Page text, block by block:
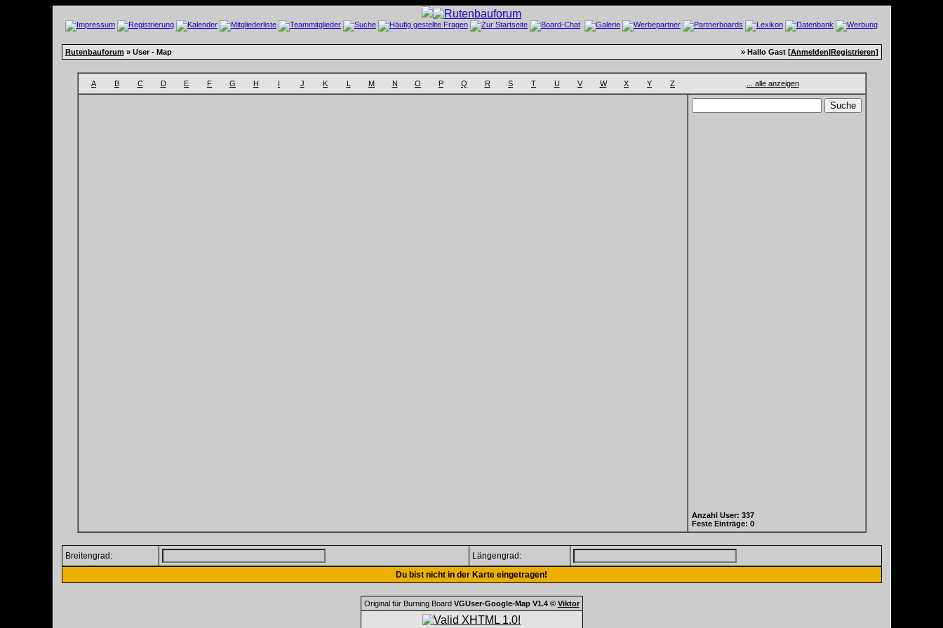
Rutenbauforum » User - Map » Hallo Gast [Anmelden|Registrieren]
A B C D E F G H I J K L M N O P Q R S T U V W X Y Z ... alle anzeigen
Anzahl User: 337
Feste Einträge: 0
Breitengrad:
Längengrad:
Du bist nicht in der Karte eingetragen!
Original für Burning Board VGUser-Google-Map V1.4 © Viktor